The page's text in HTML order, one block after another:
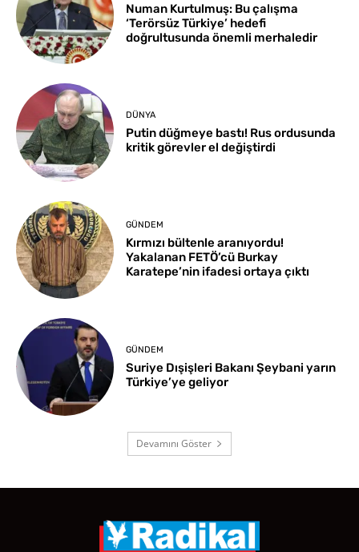
Numan Kurtulmuş: Bu çalışma
‘Terörsüz Türkiye’ hedefi
doğrultusunda önemli merhaledir
DÜNYA
Putin düğmeye bastı! Rus ordusunda
kritik görevler el değiştirdi
GÜNDEM
Kırmızı bültenle aranıyordu!
Yakalanan FETÖ’cü Burkay
Karatepe’nin ifadesi ortaya çıktı
GÜNDEM
Suriye Dışişleri Bakanı Şeybani yarın
Türkiye’ye geliyor
Devamını Göster